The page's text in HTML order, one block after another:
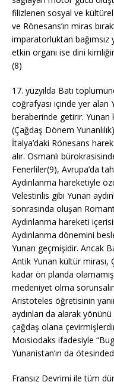
filizlenen sosyal ve
ve Rönesans’ın miras
imparatorluktan
etkin organı ise dini
(8)
17. yüzyılda Batı
coğrafyası içinde yer alan
beraberinde getirir. Yunan
(Çağdaş Dönem
İtalya’daki Rönesans
alır. Osmanlı
Fenerliler(9), Avrupa’da
Aydınlanma hareketiyle
Velestinlis gibi Yunan
sonrasında oluşan
Aydınlanma hareketi
Aydınlanma dönemini
Yunan geçmişidir. Ancak
Antik Yunan kültür mirası,
kadar ön planda
medeniyet olma
Aristoteles öğretisinin
aydınları da alarak
çağdaş olana
Moısiodaks ifadesiyle
Yunanistan’ın da
Fransız Devrimi ile tüm